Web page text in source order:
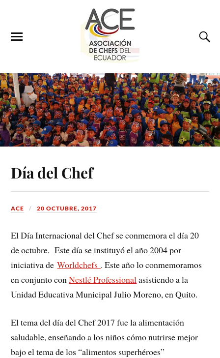
Día del Chef
ACE 20 OCTUBRE, 2017
El Día Internacional del Chef se conmemora el día 20
de octubre. Este día se instituyó el año 2004 por
iniciativa deWorldchefs . Este año lo conmemoramos
en conjunto conNestlé Professionalasistiendo a la
Unidad Educativa Municipal Julio Moreno, en Quito.
El tema del día del Chef 2017 fue la alimentación
saludable, enseñando a los niños cómo nutrirse mejor
bajo el tema de los “alimentos superhéroes”